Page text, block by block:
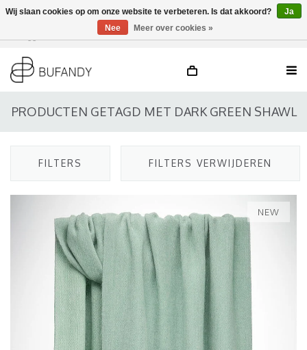
DE / EN
PRODUCTEN GETAGD MET DARK GREEN SHAWL
FILTERS FILTERS VERWIJDEREN
NEW
Wij slaan cookies op om onze website te verbeteren. Is dat akkoord?
Ja
Nee
Meer over cookies »